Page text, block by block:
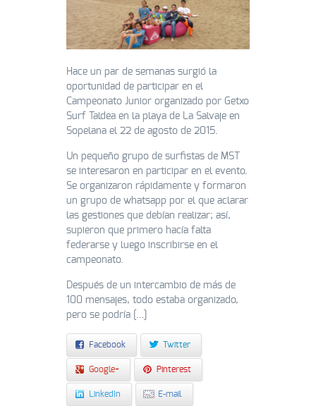
Hace un par de semanas surgió la
oportunidad de participar en el
Campeonato Junior organizado por Getxo
Surf Taldea en la playa de La Salvaje en
Sopelana el 22 de agosto de 2015.
Un pequeño grupo de surfistas de MST
se interesaron en participar en el evento.
Se organizaron rápidamente y formaron
un grupo de whatsapp por el que aclarar
las gestiones que debían realizar; así,
supieron que primero hacía falta
federarse y luego inscribirse en el
campeonato.
Después de un intercambio de más de
100 mensajes, todo estaba organizado,
pero se podría […]
Facebook Twitter
Google+ Pinterest
LinkedIn E-mail